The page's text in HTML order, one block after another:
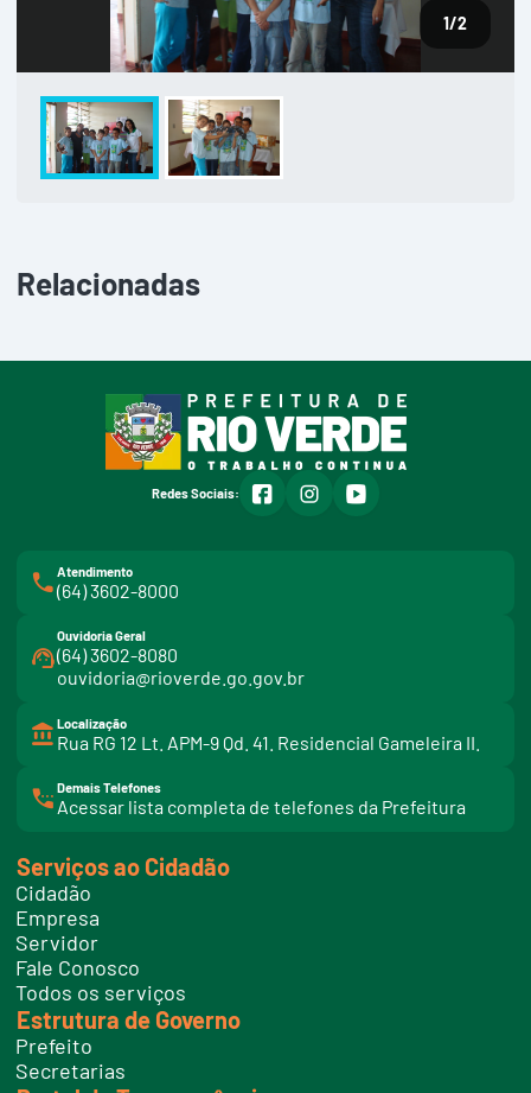
1/2
Relacionadas
Redes Sociais: facebookinstagramyoutube
Atendimento
(64) 3602-8000
Ouvidoria Geral
(64) 3602-8080
ouvidoria@rioverde.go.gov.br
Localização
Rua RG 12 Lt. APM-9 Qd. 41. Residencial Gameleira II.
Demais Telefones
Acessar lista completa de telefones da Prefeitura
i
t
e
l
f
o
e
s
Serviços ao Cidadão
Cidadão
Empresa
Servidor
Fale Conosco
Todos os serviços
Estrutura de Governo
Prefeito
Secretarias